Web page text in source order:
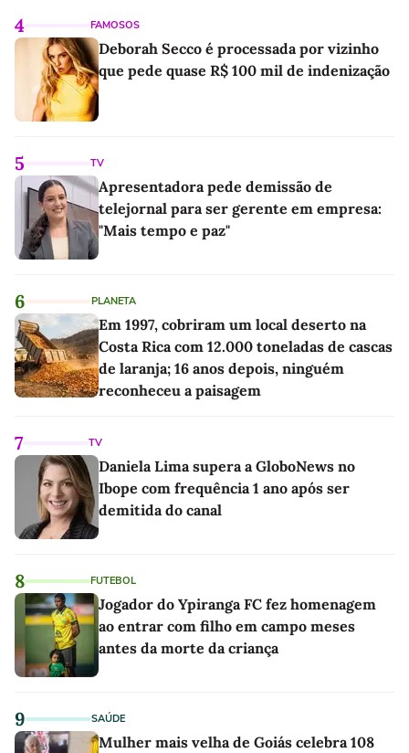
4 FAMOSOS
Deborah Secco é processada por vizinho
que pede quase R$ 100 mil de indenização
5 TV
Apresentadora pede demissão de
telejornal para ser gerente em empresa:
"Mais tempo e paz"
6 PLANETA
Em 1997, cobriram um local deserto na
Costa Rica com 12.000 toneladas de cascas
de laranja; 16 anos depois, ninguém
reconheceu a paisagem
7 TV
Daniela Lima supera a GloboNews no
Ibope com frequência 1 ano após ser
demitida do canal
8 FUTEBOL
Jogador do Ypiranga FC fez homenagem
ao entrar com filho em campo meses
antes da morte da criança
9 SAÚDE
Mulher mais velha de Goiás celebra 108